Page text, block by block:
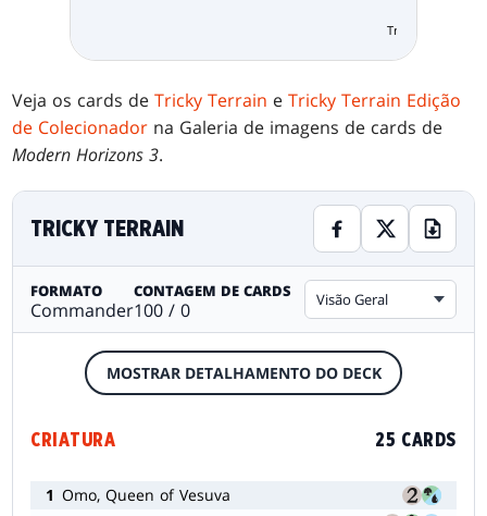
Tricky Terrain
Veja os cards deTricky Terrain eTricky Terrain Edição
de Colecionador na Galeria de imagens de cards de
Modern Horizons 3.
TRICKY TERRAIN
FORMATO
Commander
CONTAGEM DE CARDS
100 / 0 Visão Geral
MOSTRAR DETALHAMENTO DO DECK
CRIATURA 25 CARDS
1 Omo, Queen of Vesuva